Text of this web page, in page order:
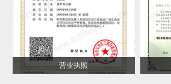
营业执照